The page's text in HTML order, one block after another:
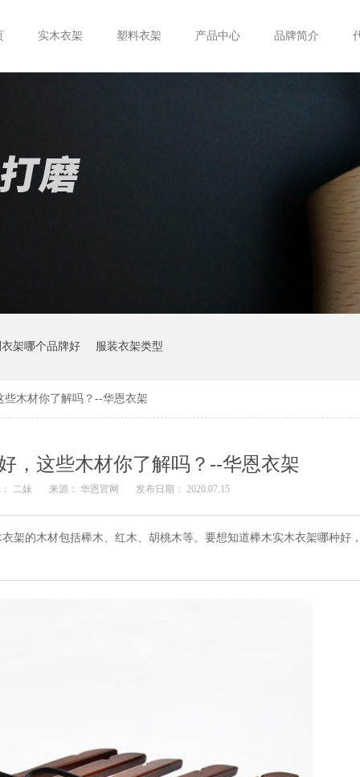
实木衣架 塑料衣架 产品中心 品牌简介
架哪个品牌好 服装衣架类型
些木材你了解吗？--华恩衣架
，这些木材你了解吗？--华恩衣架
二妹 来源： 华恩官网 发布日期： 2020.07.15
架的木材包括榉木、红木、胡桃木等。要想知道榉木实木衣架哪种好